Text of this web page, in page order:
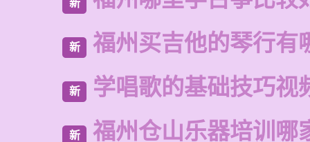
新
新 福州买吉他的琴行有
新 学唱歌的基础技巧视
新 福州仓山乐器培训哪